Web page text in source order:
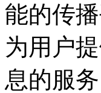
能的传
为用户
息的服务